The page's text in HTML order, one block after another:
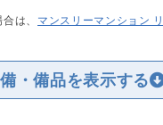
は、 マンスリーマンション
・備品を